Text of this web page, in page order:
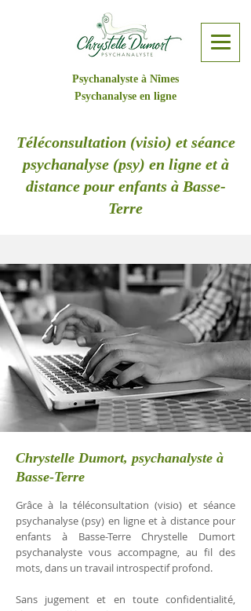
Psychanalyste à Nîmes
Psychanalyse en ligne
Téléconsultation (visio) et séance
psychanalyse (psy) en ligne et à
distance pour enfants à Basse-
Terre
Chrystelle Dumort, psychanalyste à
Basse-Terre
Grâce à la téléconsultation (visio) et séance
psychanalyse (psy) en ligne et à distance pour
enfants à Basse-Terre Chrystelle Dumort
psychanalyste vous accompagne, au fil des
mots, dans un travail introspectif profond.
Sans jugement et en toute confidentialité,